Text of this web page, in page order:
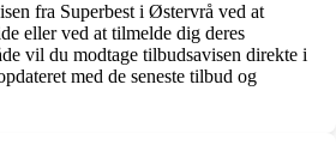
fra Superbest i Østervrå ved at
eller ved at tilmelde dig deres
vil du modtage tilbudsavisen direkte i
med de seneste tilbud og